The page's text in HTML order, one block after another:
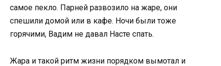
самое пекло. Парней развозило на жаре, они
спешили домой или в кафе. Ночи были тоже
горячими, Вадим не давал Насте спать.
Жара и такой ритм жизни порядком вымотал и